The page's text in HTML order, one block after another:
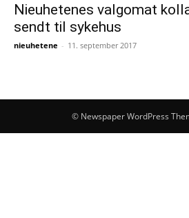
Nieuhetenes valgomat
sendt til sykehus
nieuhetene - 11. september 2017
© Newspaper WordPress